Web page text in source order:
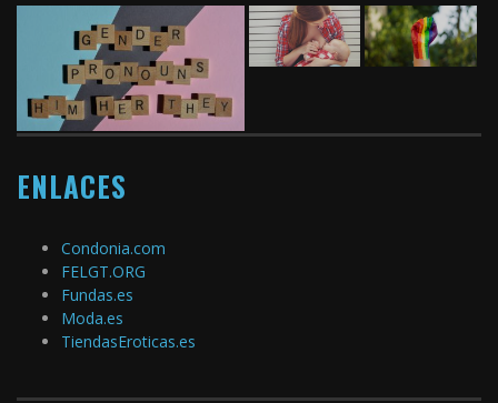
ENLACES
Condonia.com
FELGT.ORG
Fundas.es
Moda.es
TiendasEroticas.es